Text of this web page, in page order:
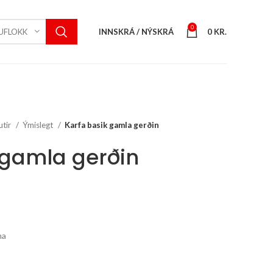
INNSKRÁ / NÝSKRÁ 0 0 KR.
Ýmislegt Karfa basik gamla gerðin
gerðin
kr..